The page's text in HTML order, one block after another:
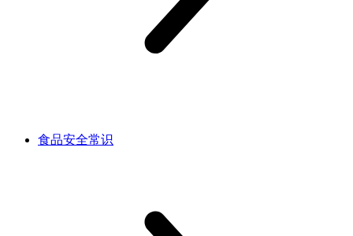
食品安全常识